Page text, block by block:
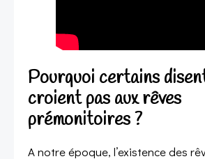
Pourquoi certains
croient pas aux rêves
prémonitoires ?
A notre époque, l’existence des